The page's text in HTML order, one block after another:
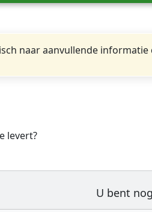
naar aanvullende
levert?
U bent